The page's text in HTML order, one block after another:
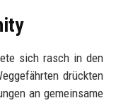
sich rasch in den
drückten
an gemeinsame